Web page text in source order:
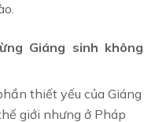
Giáng sinh không
thiết yếu của Giáng
giới nhưng ở Pháp